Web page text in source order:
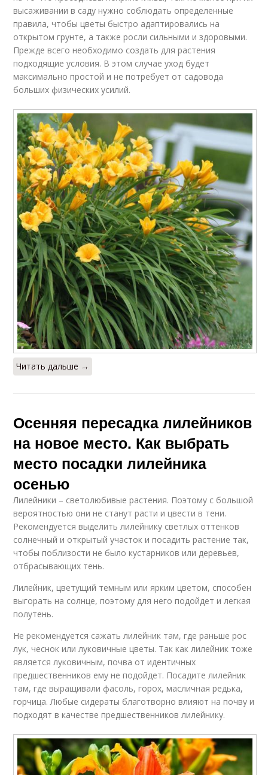
высаживании в саду нужно соблюдать определенные
правила, чтобы цветы быстро адаптировались на
открытом грунте, а также росли сильными и здоровыми.
Прежде всего необходимо создать для растения
подходящие условия. В этом случае уход будет
максимально простой и не потребует от садовода
больших физических усилий.
Читать дальше →
Осенняя пересадка лилейников
на новое место. Как выбрать
место посадки лилейника
осенью
Лилейники – светолюбивые растения. Поэтому с большой
вероятностью они не станут расти и цвести в тени.
Рекомендуется выделить лилейнику светлых оттенков
солнечный и открытый участок и посадить растение так,
чтобы поблизости не было кустарников или деревьев,
отбрасывающих тень.
Лилейник, цветущий темным или ярким цветом, способен
выгорать на солнце, поэтому для него подойдет и легкая
полутень.
Не рекомендуется сажать лилейник там, где раньше рос
лук, чеснок или луковичные цветы. Так как лилейник тоже
является луковичным, почва от идентичных
предшественников ему не подойдет. Посадите лилейник
там, где выращивали фасоль, горох, масличная редька,
горчица. Любые сидераты благотворно влияют на почву и
подходят в качестве предшественников лилейнику.